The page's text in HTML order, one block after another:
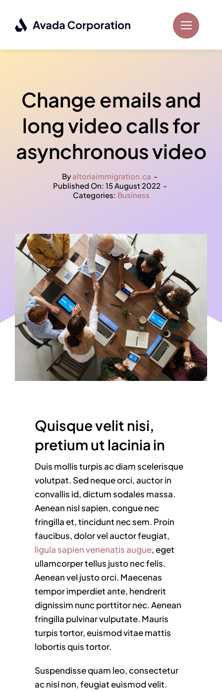
content
Change emails and
long video calls for
asynchronous video
By altoriaimmigration.ca -
Published On: 15 August 2022 -
Categories: Business
Quisque velit nisi,
pretium ut lacinia in
Duis mollis turpis ac diam scelerisque
volutpat. Sed neque orci, auctor in
convallis id, dictum sodales massa.
Aenean nisl sapien, congue nec
fringilla et, tincidunt nec sem. Proin
faucibus, dolor vel auctor feugiat,
ligula sapien venenatis augue, eget
ullamcorper tellus justo nec felis.
Aenean vel justo orci. Maecenas
tempor imperdiet ante, hendrerit
dignissim nunc porttitor nec. Aenean
fringilla pulvinar vulputate. Mauris
turpis tortor, euismod vitae mattis
lobortis quis tortor.
Suspendisse quam leo, consectetur
ac nisi non, feugiat euismod velit.